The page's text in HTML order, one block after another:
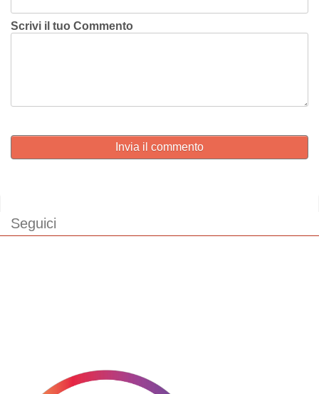
Scrivi il tuo Commento
Invia il commento
Seguici